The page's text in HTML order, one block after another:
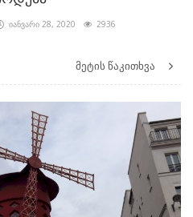
იანვარი 28, 2020 2936
მეტის წაკითხვა